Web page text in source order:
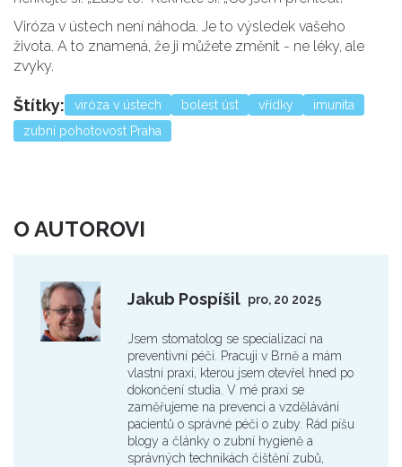
Viróza v ústech není náhoda. Je to výsledek vašeho
života. A to znamená, že ji můžete změnit - ne léky, ale
zvyky.
Štítky: viróza v ústech bolest úst vřídky
imunita
zubní pohotovost Praha
O AUTOROVI
Jakub Pospíšil pro, 20 2025
Jsem stomatolog se specializací na
preventivní péči. Pracuji v Brně a mám
vlastní praxi, kterou jsem otevřel hned po
dokončení studia. V mé praxi se
zaměřujeme na prevenci a vzdělávání
pacientů o správné péči o zuby. Rád píšu
blogy a články o zubní hygieně a
správných technikách čištění zubů,